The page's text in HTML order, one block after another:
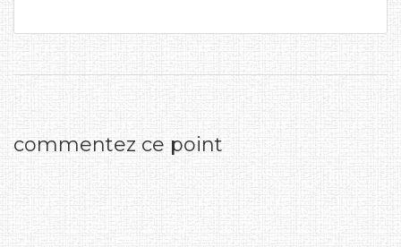
commentez ce point